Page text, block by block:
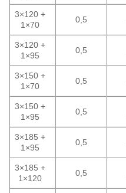
3×120 +
1×70
0,5
3×120 +
1×95
0,5
3×150 +
1×70
0,5
3×150 +
1×95
0,5
3×185 +
1×95
0,5
3×185 +
1×120
0,5